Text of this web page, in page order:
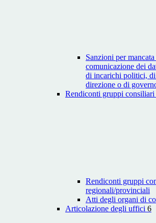
Sanzioni per
comunicazione dei
di incarichi politici,
direzione o di
Rendiconti gruppi
Rendiconti gruppi
regionali/provinciali
Atti degli organi di
Articolazione degli uffici 6